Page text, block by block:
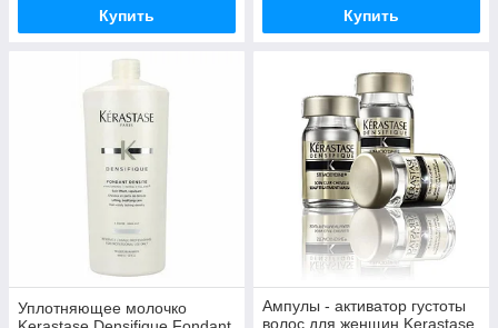
Купить Купить
Уплотняющее молочко
Ампулы - активатор густоты
волос для женщин Kerastase